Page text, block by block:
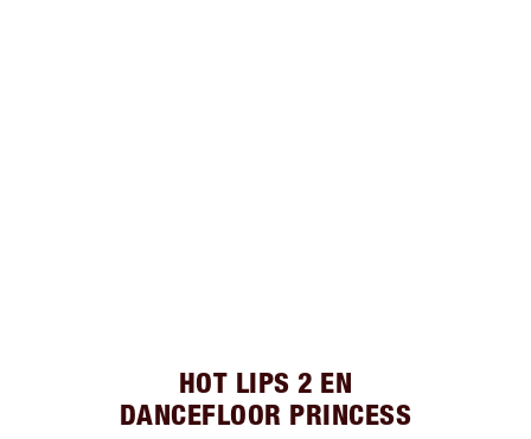
HOT LIPS 2 EN
DANCEFLOOR PRINCESS